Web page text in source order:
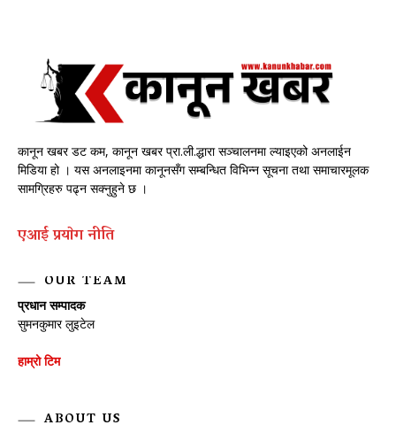
कानून खबर डट कम, कानून खबर प्रा.ली.द्धारा सञ्चालनमा ल्याइएको अनलाईन
मिडिया हो । यस अनलाइनमा कानूनसँग सम्बन्धित विभिन्न सूचना तथा समाचारमूलक
सामग्रिहरु पढ्न सक्नुहुने छ ।
एआई प्रयाेग नीति
OUR TEAM
प्रधान सम्पादक
सुमनकुमार लुइटेल
हाम्रो टिम